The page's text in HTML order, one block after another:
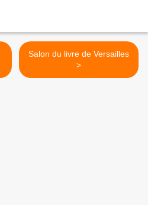
Salon du livre de Versailles
>